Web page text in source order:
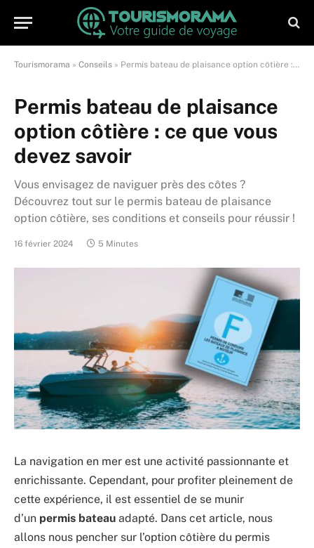
Tourismorama » Conseils » Permis bateau de plaisance option côtière : ce que vous devez savoir
Permis bateau de plaisance
option côtière : ce que vous
devez savoir
Vous envisagez de naviguer près des côtes ?
Découvrez tout sur le permis bateau de plaisance
option côtière, ses conditions et conseils pour réussir !
16 février 2024 5 Minutes
La navigation en mer est une activité passionnante et
enrichissante. Cependant, pour profiter pleinement de
cette expérience, il est essentiel de se munir
d’un permis bateau adapté. Dans cet article, nous
allons nous pencher sur l’option côtière du permis